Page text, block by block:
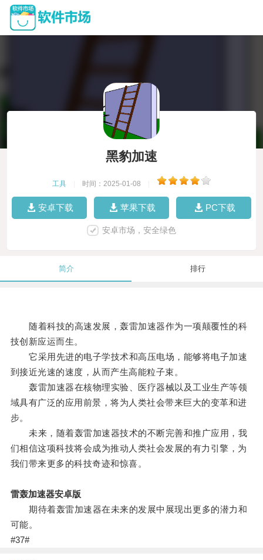
黑豹加速
工具 时间：2025-01-08
安卓下载 苹果下载 PC下载
安卓市场，安全绿色
简介 排行
随着科技的高速发展，轰雷加速器作为一项颠覆性的科
技创新应运而生。
它采用先进的电子学技术和高压电场，能够将电子加速
到接近光速的速度，从而产生高能粒子束。
轰雷加速器在核物理实验、医疗器械以及工业生产等领
域具有广泛的应用前景，将为人类社会带来巨大的变革和进
步。
未来，随着轰雷加速器技术的不断完善和推广应用，我
们相信这项科技将会成为推动人类社会发展的有力引擎，为
我们带来更多的科技奇迹和惊喜。
雷轰加速器安卓版
期待着轰雷加速器在未来的发展中展现出更多的潜力和
可能。
#37#